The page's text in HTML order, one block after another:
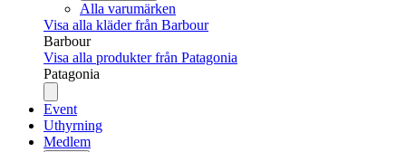
Alla varumärken
Visa alla kläder från Barbour
Barbour
Visa alla produkter från Patagonia
Patagonia
Event
Uthyrning
Medlem